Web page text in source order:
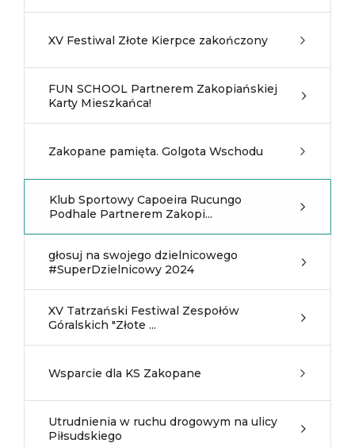
XV Festiwal Złote Kierpce zakończony
FUN SCHOOL Partnerem Zakopiańskiej
Karty Mieszkańca!
Zakopane pamięta. Golgota Wschodu
Klub Sportowy Capoeira Rucungo
Podhale Partnerem Zakopi...
głosuj na swojego dzielnicowego
#SuperDzielnicowy 2024
XV Tatrzański Festiwal Zespołów
Góralskich "Złote ...
Wsparcie dla KS Zakopane
Utrudnienia w ruchu drogowym na ulicy
Piłsudskiego